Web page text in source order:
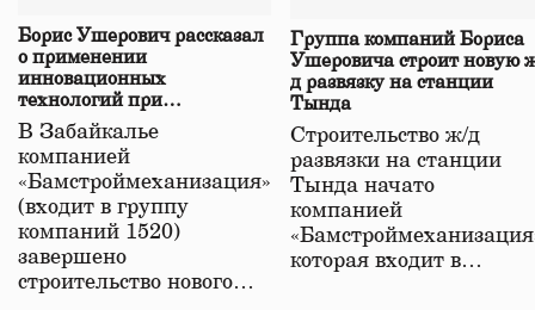
Борис Ушерович рассказал
о применении
инновационных
технологий при
строительстве нового моста
в Забайкалье
В Забайкалье
компанией
«Бамстроймеханизация»
(входит в группу
компаний 1520)
завершено
строительство нового…
Группа компаний Бориса
Ушеровича строит новую
д развязку на станции
Тында
Строительство ж/д
развязки на станции
Тында начато
компанией
которая входит в…